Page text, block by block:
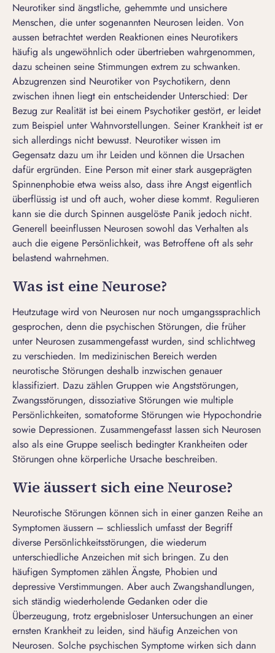
Neurotiker sind ängstliche, gehemmte und unsichere
Menschen, die unter sogenannten Neurosen leiden. Von
aussen betrachtet werden Reaktionen eines Neurotikers
häufig als ungewöhnlich oder übertrieben wahrgenommen,
dazu scheinen seine Stimmungen extrem zu schwanken.
Abzugrenzen sind Neurotiker von Psychotikern, denn
zwischen ihnen liegt ein entscheidender Unterschied: Der
Bezug zur Realität ist bei einem Psychotiker gestört, er leidet
zum Beispiel unter Wahnvorstellungen. Seiner Krankheit ist er
sich allerdings nicht bewusst. Neurotiker wissen im
Gegensatz dazu um ihr Leiden und können die Ursachen
dafür ergründen. Eine Person mit einer stark ausgeprägten
Spinnenphobie etwa weiss also, dass ihre Angst eigentlich
überflüssig ist und oft auch, woher diese kommt. Regulieren
kann sie die durch Spinnen ausgelöste Panik jedoch nicht.
Generell beeinflussen Neurosen sowohl das Verhalten als
auch die eigene Persönlichkeit, was Betroffene oft als sehr
belastend wahrnehmen.
Was ist eine Neurose?
Heutzutage wird von Neurosen nur noch umgangssprachlich
gesprochen, denn die psychischen Störungen, die früher
unter Neurosen zusammengefasst wurden, sind schlichtweg
zu verschieden. Im medizinischen Bereich werden
neurotische Störungen deshalb inzwischen genauer
klassifiziert. Dazu zählen Gruppen wie Angststörungen,
Zwangsstörungen, dissoziative Störungen wie multiple
Persönlichkeiten, somatoforme Störungen wie Hypochondrie
sowie Depressionen. Zusammengefasst lassen sich Neurosen
also als eine Gruppe seelisch bedingter Krankheiten oder
Störungen ohne körperliche Ursache beschreiben.
Wie äussert sich eine Neurose?
Neurotische Störungen können sich in einer ganzen Reihe an
Symptomen äussern – schliesslich umfasst der Begriff
diverse Persönlichkeitsstörungen, die wiederum
unterschiedliche Anzeichen mit sich bringen. Zu den
häufigen Symptomen zählen Ängste, Phobien und
depressive Verstimmungen. Aber auch Zwangshandlungen,
sich ständig wiederholende Gedanken oder die
Überzeugung, trotz ergebnisloser Untersuchungen an einer
ernsten Krankheit zu leiden, sind häufig Anzeichen von
Neurosen. Solche psychischen Symptome wirken sich dann